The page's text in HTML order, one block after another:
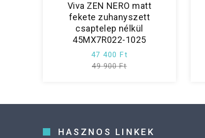
Viva ZEN NERO matt
fekete zuhanyszett
csaptelep nélkül
45MX7R022-1025
47 400 Ft
49 900 Ft
HASZNOS LINKEK